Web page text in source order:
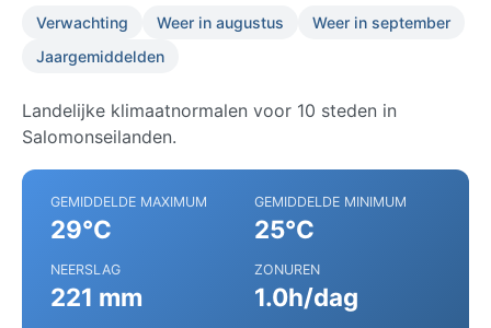
Verwachting Weer in augustus
Weer in september
Jaargemiddelden
Landelijke klimaatnormalen voor 10 steden in
Salomonseilanden.
GEMIDDELDE MAXIMUM
29°C
GEMIDDELDE MINIMUM
25°C
NEERSLAG
221 mm
ZONUREN
1.0h/dag